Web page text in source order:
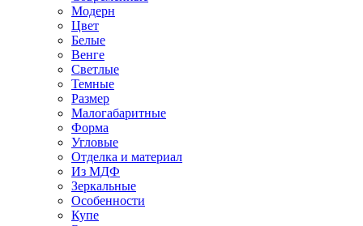
Модерн
Цвет
Белые
Венге
Светлые
Темные
Размер
Малогабаритные
Форма
Угловые
Отделка и материал
Из МДФ
Зеркальные
Особенности
Купе